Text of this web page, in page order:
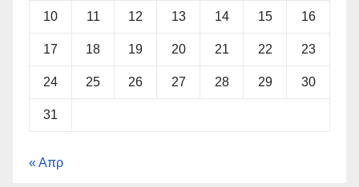
10 11 12 13 14 15 16
17 18 19 20 21 22 23
24 25 26 27 28 29 30
31
« Απρ